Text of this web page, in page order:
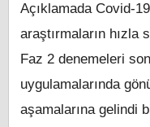
Açıklamada Covid-
araştırmaların hızla
Faz 2 denemeleri
uygulamalarında
aşamalarına gelindi